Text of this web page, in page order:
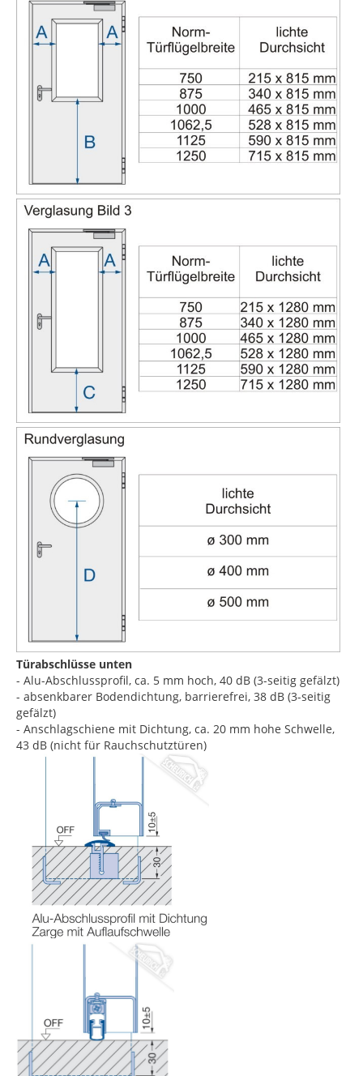
Türabschlüsse unten
- Alu-Abschlussprofil, ca. 5 mm hoch, 40 dB (3-seitig gefälzt)
- absenkbarer Bodendichtung, barrierefrei, 38 dB (3-seitig
gefälzt)
- Anschlagschiene mit Dichtung, ca. 20 mm hohe Schwelle,
43 dB (nicht für Rauchschutztüren)